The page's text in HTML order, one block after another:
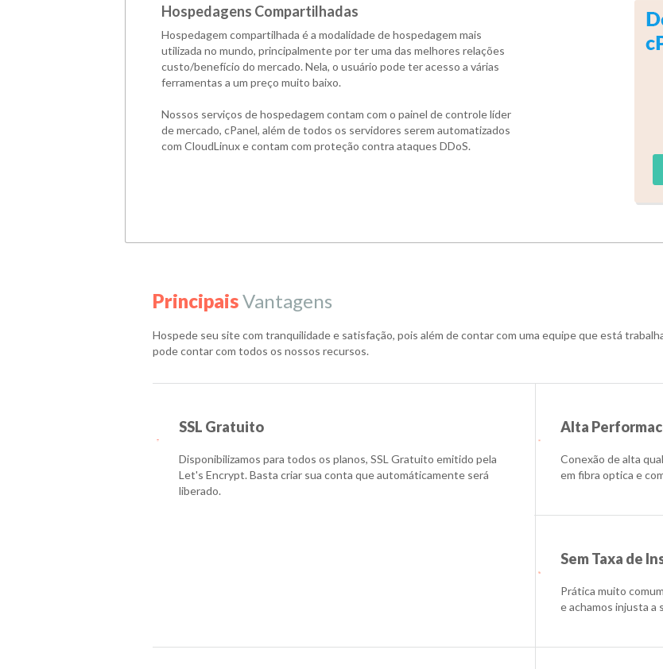
Hospedagens Compartilhadas
Hospedagem compartilhada é a modalidade de hospedagem mais
utilizada no mundo, principalmente por ter uma das melhores relações
custo/benefício do mercado. Nela, o usuário pode ter acesso a várias
ferramentas a um preço muito baixo.
Nossos serviços de hospedagem contam com o painel de controle líder
de mercado, cPanel, além de todos os servidores serem automatizados
com CloudLinux e contam com proteção contra ataques DDoS.
PrincipaisVantagens
Hospede seu site com tranquilidade e satisfação, pois além de contar com uma equipe que está
pode contar com todos os nossos recursos.
SSL Gratuito
Disponibilizamos para todos os planos, SSL Gratuito emitido pela
Let's Encrypt. Basta criar sua conta que automáticamente será
liberado.
Alta
Conexão de alta
em fibra optica e
Sem Taxa de
Prática muito
e achamos injusta a